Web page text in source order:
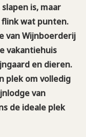
is, maar
flink wat punten.
van Wijnboerderij
vakantiehuis
en dieren.
plek om volledig
van
de ideale plek